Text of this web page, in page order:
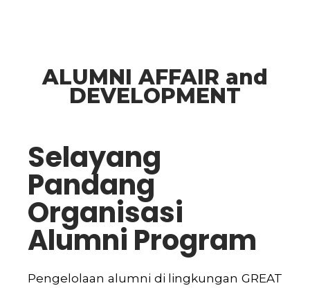
ALUMNI AFFAIR and
DEVELOPMENT
Selayang
Pandang
Organisasi
Alumni Program
Pengelolaan alumni di lingkungan GREAT